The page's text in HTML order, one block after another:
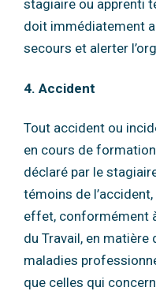
stagiaire ou apprenti
doit immédiatement
secours et alerter
4. Accident
Tout accident ou
en cours de
déclaré par le
témoins de l’accident,
effet, conformément
du Travail, en matière
maladies
que celles qui